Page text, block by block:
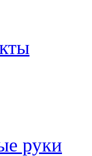
руки